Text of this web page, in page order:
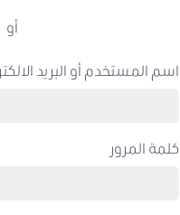
أو
اسم المستخدم أو البريد
كلمة المرور